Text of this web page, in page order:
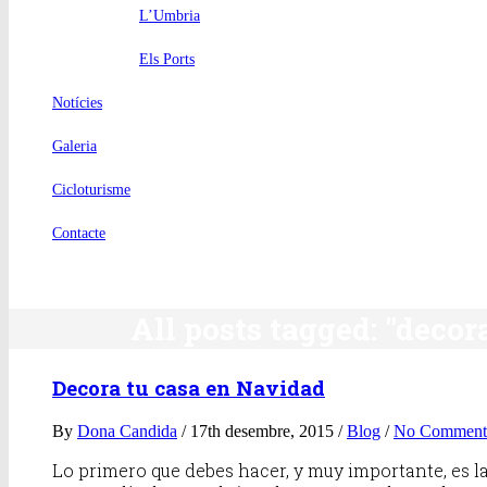
L’Umbria
Els Ports
Notícies
Galeria
Cicloturisme
Contacte
Decora tu casa en Navidad
By Dona Candida / 17th desembre, 2015 /Blog /No
Lo primero que debes hacer, y muy importante, es